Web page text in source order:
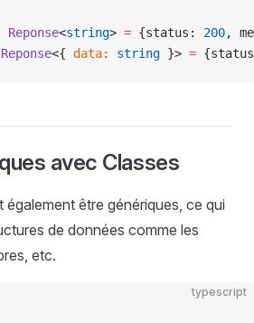
Reponse<string> = {status: 200,
Reponse<{ data: string }> =
avec Classes
également être génériques, ce qui
de données comme les
etc.
typescript